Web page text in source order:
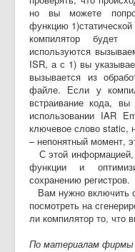
но вы можете
функцию
компилятор будет
используются
ISR, а с 1) вы
вызывается из
файле. Если у
встраивание кода,
использовании IAR
ключевое слово static,
– непонятный момент,
С этой информацией,
функции и
сохранению регистров.
Вам нужно включить
посмотреть на
ли компилятор то, что
По материалам фирмы